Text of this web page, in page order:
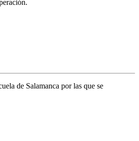
de Salamanca por las que se